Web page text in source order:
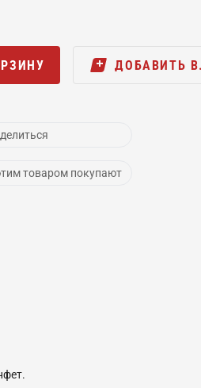
ДОБАВИТЬ
товаром покупают